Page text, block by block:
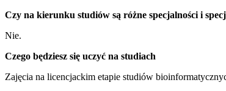
Czy na kierunku studiów są różne specjalności i
Nie.
Czego będziesz się uczyć na studiach
Zajęcia na licencjackim etapie studiów